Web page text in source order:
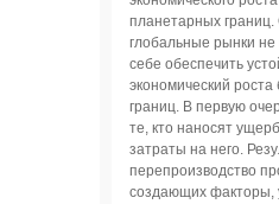
планетарных границ.
глобальные рынки не
себе обеспечить
экономический
границ. В первую
те, кто наносят
затраты на него.
перепроизводство
создающих факторы,